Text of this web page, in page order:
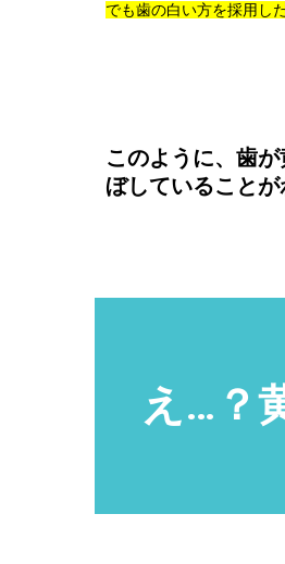
でも歯の白い方を採用し
このように、歯が
ぼしていることが
え…？